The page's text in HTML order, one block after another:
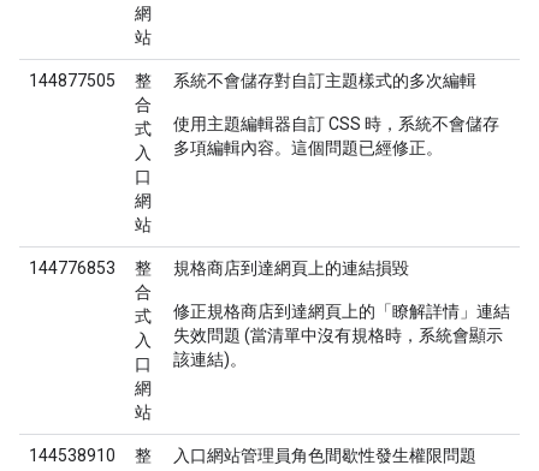
網
站
144877505
整
合
式
入
口
網
站
系統不會儲存對自訂主題樣式的多次編輯
使用主題編輯器自訂 CSS 時，系統不會儲存
多項編輯內容。這個問題已經修正。
144776853
整
合
式
入
口
網
站
規格商店到達網頁上的連結損毀
修正規格商店到達網頁上的「瞭解詳情」連結
失效問題 (當清單中沒有規格時，系統會顯示
該連結)。
144538910
整
入口網站管理員角色間歇性發生權限問題